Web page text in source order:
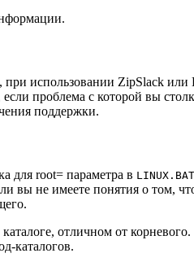
при использовании ZipSlack
проблема с которой вы
поддержки.
для root= параметра в LINUX.BAT
вы не имеете понятия о том,
отличном от
каталогов.